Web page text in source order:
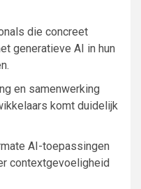
die concreet
generatieve AI in hun
en samenwerking
komt duidelijk
AI-toepassingen
contextgevoeligheid